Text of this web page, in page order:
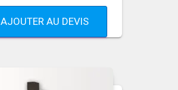
AJOUTER AU DEVIS